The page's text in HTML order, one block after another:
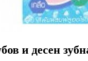
и десен